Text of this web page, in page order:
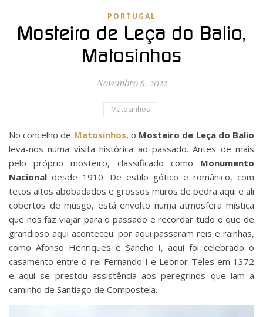
PORTUGAL
Mosteiro de Leça do Balio,
Matosinhos
Novembro 6, 2022
Matosinhos
No concelho de Matosinhos, o Mosteiro de Leça do Balio
leva-nos numa visita histórica ao passado. Antes de mais
pelo próprio mosteiro, classificado como Monumento
Nacional desde 1910. De estilo gótico e românico, com
tetos altos abobadados e grossos muros de pedra aqui e ali
cobertos de musgo, está envolto numa atmosfera mística
que nos faz viajar para o passado e recordar tudo o que de
grandioso aqui aconteceu: por aqui passaram reis e rainhas,
como Afonso Henriques e Sancho I, aqui foi celebrado o
casamento entre o rei Fernando I e Leonor Teles em 1372
e aqui se prestou assistência aos peregrinos que iam a
caminho de Santiago de Compostela.